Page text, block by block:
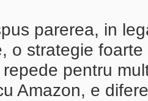
parerea, in
o strategie
pentru
Amazon, e